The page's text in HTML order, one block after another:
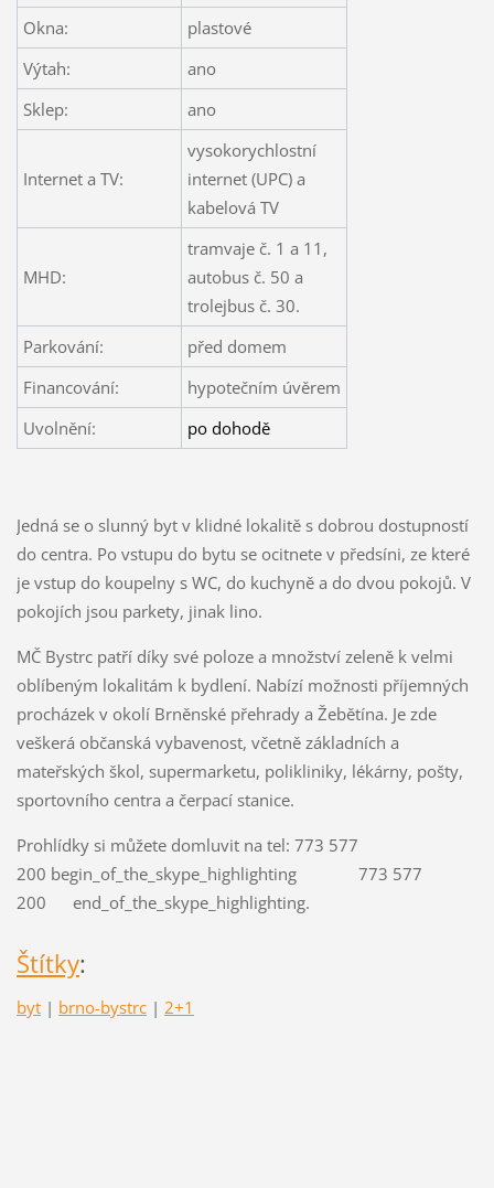
Okna:
plastové
Výtah:
ano
Sklep:
ano
Internet a TV:
vysokorychlostní
internet (UPC) a
kabelová TV
MHD:
tramvaje č. 1 a 11,
autobus č. 50 a
trolejbus č. 30.
Parkování:
před domem
Financování:
hypotečním úvěrem
Uvolnění:
po dohodě
Jedná se o slunný byt v klidné lokalitě s dobrou dostupností
do centra. Po vstupu do bytu se ocitnete v předsíni, ze které
je vstup do koupelny s WC, do kuchyně a do dvou pokojů. V
pokojích jsou parkety, jinak lino.
MČ Bystrc patří díky své poloze a množství zeleně k velmi
oblíbeným lokalitám k bydlení. Nabízí možnosti příjemných
procházek v okolí Brněnské přehrady a Žebětína. Je zde
veškerá občanská vybavenost, včetně základních a
mateřských škol, supermarketu, polikliniky, lékárny, pošty,
sportovního centra a čerpací stanice.
Prohlídky si můžete domluvit na tel: 773 577
200 begin_of_the_skype_highlighting
773 577
200
end_of_the_skype_highlighting.
Štítky:
byt | brno-bystrc | 2+1